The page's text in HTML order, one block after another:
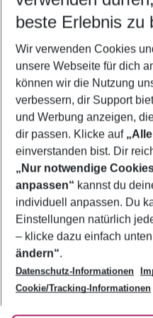
2 Erwachsene Keine
Mehr
Footer
Footer navigation
Über uns
AGB
Bestpreisgarantie
Cookie-Einstellungen ändern
Cookie-Richtlinie
Agenturbetreuung
Barrierefreies Reisen
Folge uns
beste Erlebnis zu
Wir verwenden Cookies
unsere Webseite für dich
können wir die Nutzung
verbessern, dir Support
und Werbung anzeigen,
dir passen. Klicke auf
einverstanden bist. Dir
„Nur notwendige
anpassen“ kannst du
individuell anpassen. Du
Einstellungen natürlich
– klicke dazu einfach
ändern“.
Datenschutz-Informationen
Cookie/Tracking-Informationen